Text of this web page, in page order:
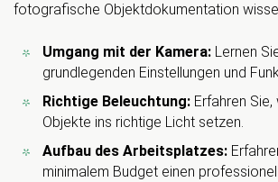
fotografische Objektdokumentation
Umgang mit der Kamera: Lernen
grundlegenden Einstellungen und
Richtige Beleuchtung: Erfahren
Objekte ins richtige Licht setzen.
Aufbau des Arbeitsplatzes:
minimalem Budget einen